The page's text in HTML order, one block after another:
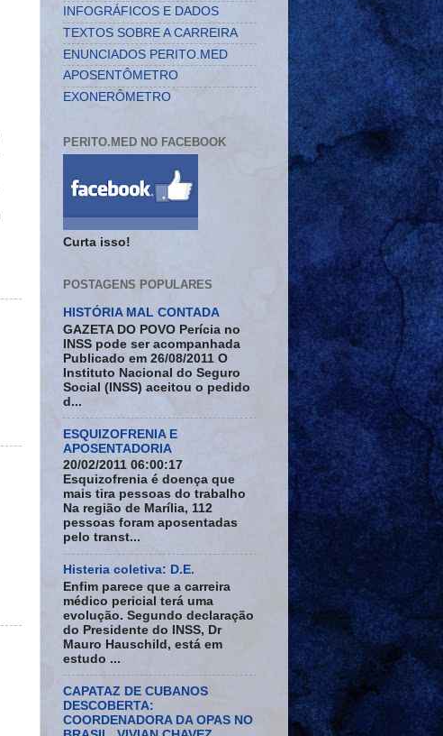
INFOGRÁFICOS E DADOS
TEXTOS SOBRE A CARREIRA
ENUNCIADOS PERITO.MED
APOSENTÔMETRO
EXONERÔMETRO
PERITO.MED NO FACEBOOK
Curta isso!
POSTAGENS POPULARES
HISTÓRIA MAL CONTADA
GAZETA DO POVO Perícia no
INSS pode ser acompanhada
Publicado em 26/08/2011 O
Instituto Nacional do Seguro
Social (INSS) aceitou o pedido
d...
ESQUIZOFRENIA E
APOSENTADORIA
20/02/2011 06:00:17
Esquizofrenia é doença que
mais tira pessoas do trabalho
Na região de Marília, 112
pessoas foram aposentadas
pelo transt...
Histeria coletiva: D.E.
Enfim parece que a carreira
médico pericial terá uma
evolução. Segundo declaração
do Presidente do INSS, Dr
Mauro Hauschild, está em
estudo ...
CAPATAZ DE CUBANOS
DESCOBERTA:
COORDENADORA DA OPAS NO